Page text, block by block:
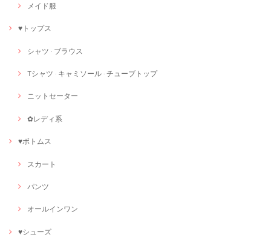
メイド服
♥トップス
シャツ · ブラウス
Tシャツ · キャミソール · チューブトップ
ニットセーター
✿レディ系
♥ボトムス
スカート
パンツ
オールインワン
♥シューズ